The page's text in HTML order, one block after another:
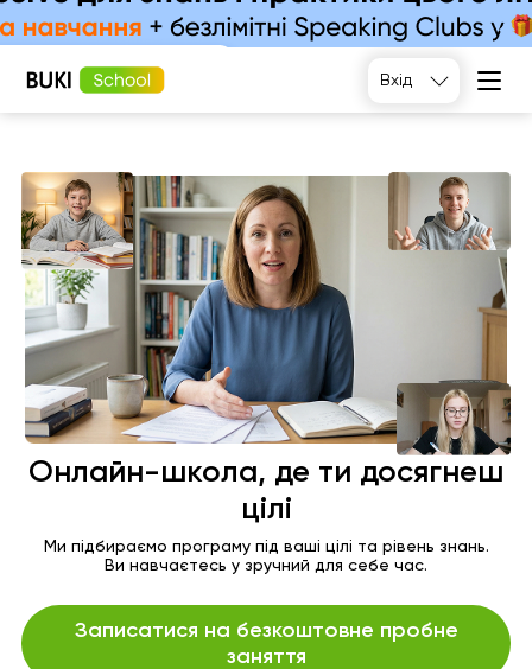
Вхід
Онлайн-школа, де ти досягнеш
цілі
Ми підбираємо програму під ваші цілі та рівень знань.
Ви навчаєтесь у зручний для себе час.
Записатися на безкоштовне пробне
заняття
Підібрати